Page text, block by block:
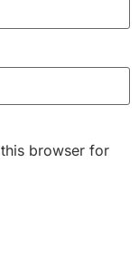
browser for